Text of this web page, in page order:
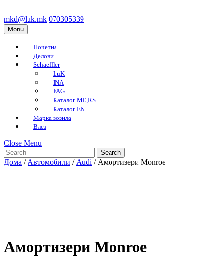
to
content
Skip
mkd@luk.mkmkd@luk.mk
070305339070305339
MenuMenu
Почетна
Делови
Schaeffler
LuK
INA
FAG
Каталог ME,RS
Каталог EN
Марка возила
Влез
Close Menu
Search
for:
Дома / Автомобили / Audi / Амортизери Monroe
Амортизери Monroe